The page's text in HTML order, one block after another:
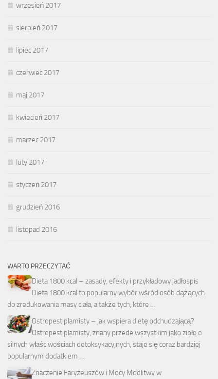
wrzesień 2017
sierpień 2017
lipiec 2017
czerwiec 2017
maj 2017
kwiecień 2017
marzec 2017
luty 2017
styczeń 2017
grudzień 2016
listopad 2016
WARTO PRZECZYTAĆ
Dieta 1800 kcal – zasady, efekty i przykładowy jadłospis
Dieta 1800 kcal to popularny wybór wśród osób dążących
do zredukowania masy ciała, a także tych, które …
Ostropest plamisty – jak wspiera dietę odchudzającą?
Ostropest plamisty, znany przede wszystkim jako zioło o
silnych właściwościach detoksykacyjnych, staje się coraz bardziej
popularnym dodatkiem …
Znaczenie Faryzeuszów i Mocy Modlitwy w